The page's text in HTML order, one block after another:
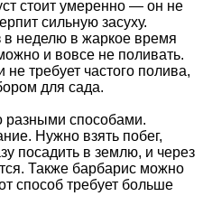
стоит умеренно — он не
сильную засуху.
в неделю в жаркое время
и вовсе не поливать.
не требует частого полива,
для сада.
разными способами.
Нужно взять побег,
посадить в землю, и через
Также барбарис можно
способ требует больше